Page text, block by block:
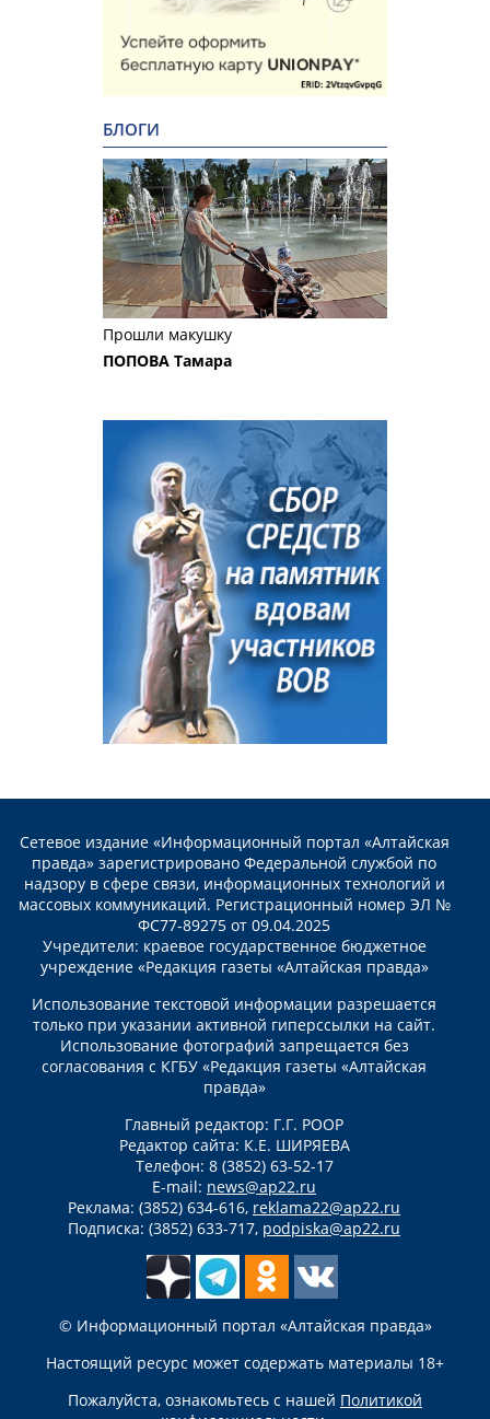
БЛОГИ
Прошли макушку
ПОПОВА Тамара
Сетевое издание «Информационный портал «Алтайская
правда» зарегистрировано Федеральной службой по
надзору в сфере связи, информационных технологий и
массовых коммуникаций. Регистрационный номер ЭЛ №
ФС77-89275 от 09.04.2025
Учредители: краевое государственное бюджетное
учреждение «Редакция газеты «Алтайская правда»
Использование текстовой информации разрешается
только при указании активной гиперссылки на сайт.
Использование фотографий запрещается без
согласования с КГБУ «Редакция газеты «Алтайская
правда»
Главный редактор: Г.Г. РООР
Редактор сайта: К.Е. ШИРЯЕВА
Телефон: 8 (3852) 63-52-17
E-mail: news@ap22.ru
Реклама: (3852) 634-616, reklama22@ap22.ru
Подписка: (3852) 633-717, podpiska@ap22.ru
© Информационный портал «Алтайская правда»
Настоящий ресурс может содержать материалы 18+
Пожалуйста, ознакомьтесь с нашей Политикой